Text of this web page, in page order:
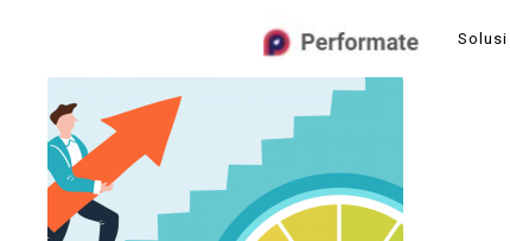
content